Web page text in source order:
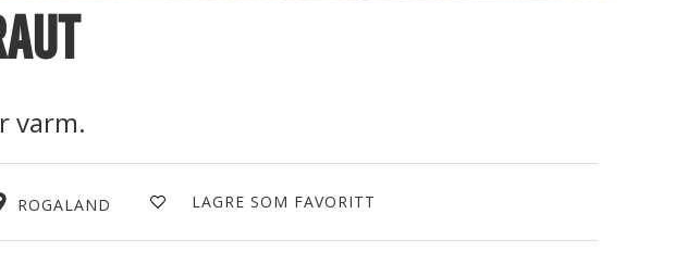
varm.
ROGALAND LAGRE SOM FAVORITT